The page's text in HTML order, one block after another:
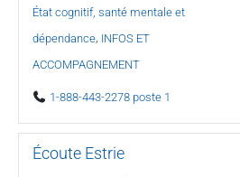
État cognitif, santé mentale et
dépendance, INFOS ET
ACCOMPAGNEMENT
1-888-443-2278 poste 1
Écoute Estrie